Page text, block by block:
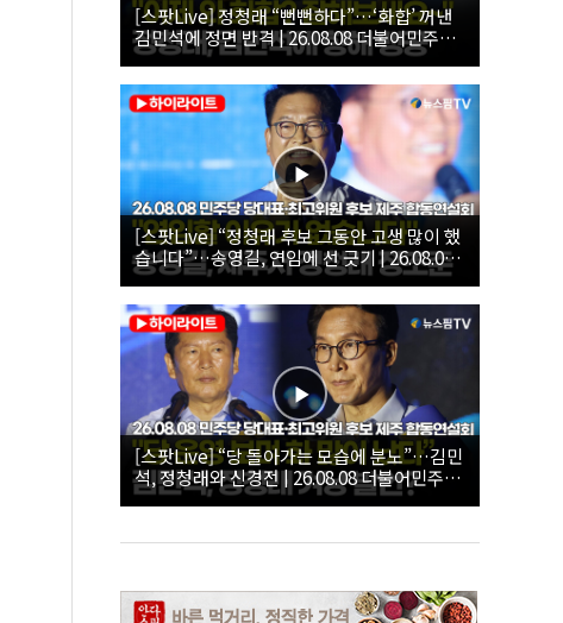
[스팟Live] 정청래 “뻔뻔하다”…‘화합’ 꺼낸
김민석에 정면 반격 | 26.08.08 더불어민주당
당대표·최고위원 후보 제주 합동연설회
[스팟Live] “정청래 후보 그동안 고생 많이 했
습니다”…송영길, 연임에 선 긋기 | 26.08.08
더불어민주당 당대표·최고위원 후보 제주 합
동연설회
[스팟Live] “당 돌아가는 모습에 분노”…김민
석, 정청래와 신경전 | 26.08.08 더불어민주당
당대표·최고위원 후보 제주 합동연설회